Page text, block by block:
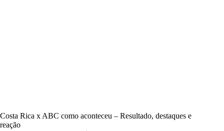
Costa Rica x ABC como aconteceu – Resultado, destaques e
reação